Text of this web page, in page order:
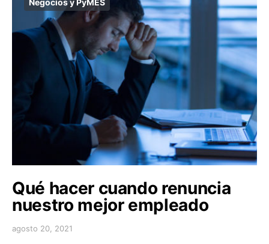
Qué hacer cuando renuncia
nuestro mejor empleado
agosto 20, 2021